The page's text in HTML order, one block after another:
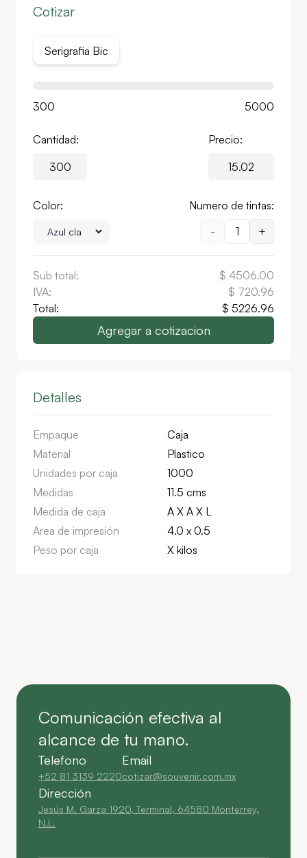
Cotizar
Serigrafia Bic
300 5000
Cantidad: Precio:
Color:
Numero de tintas:
-
1 +
Sub total: $ 4506.00
IVA:
$ 720.96
Total:
$ 5226.96
Agregar a cotizacion
Detalles
Empaque
Caja
Material
Plastico
Unidades por caja
1000
Medidas
11.5 cms
Medida de caja
A X A X L
Area de impresión
4.0 x 0.5
Peso por caja
X kilos
Comunicación efectiva al
alcance de tu mano.
Telefono
+52 81 3139 2220
Email
cotizar@souvenir.com.mx
Dirección
Jesús M. Garza 1920, Terminal, 64580 Monterrey,
N.L.